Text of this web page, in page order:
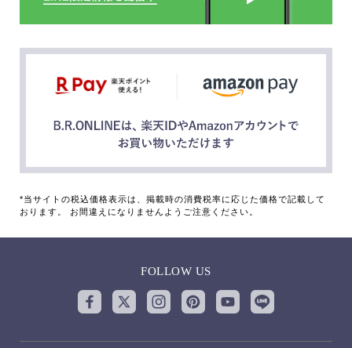
*当サイトの税込価格表示は、掲載時の消費税率に応じた価格で記載して
おります。 お間違えになりませんようご注意ください。
FOLLOW US